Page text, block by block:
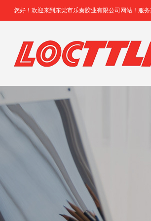
您好！欢迎来到东莞市乐秦胶业有限公司网站！服务